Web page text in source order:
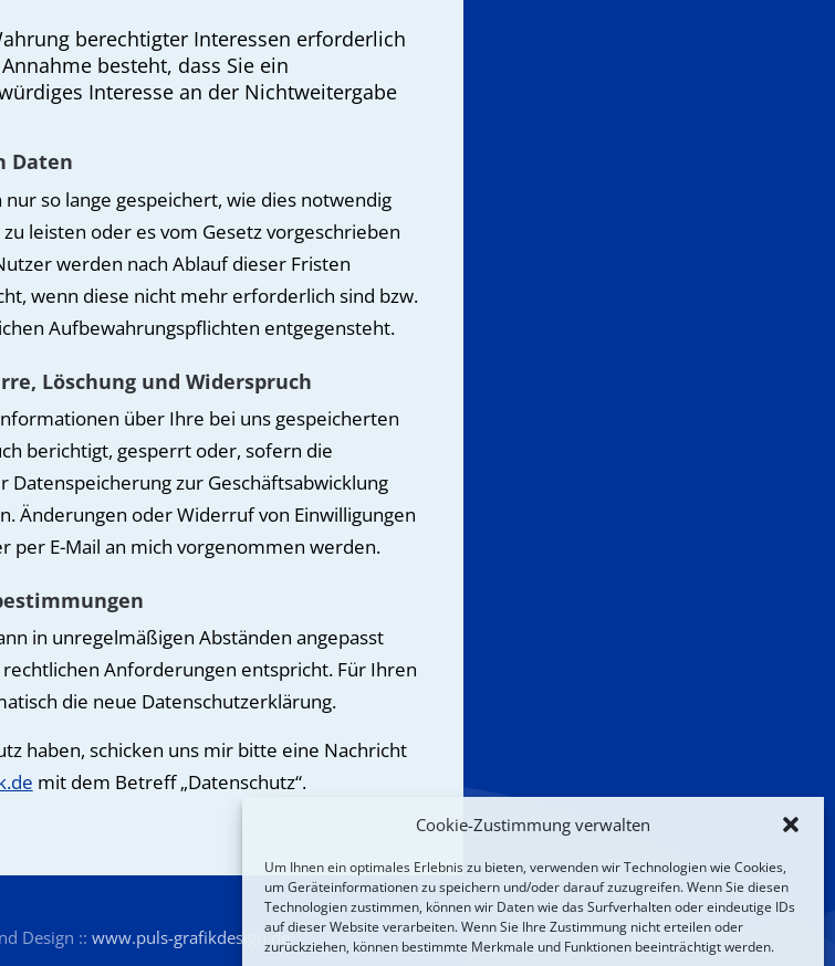
Cookie-Zustimmung verwalten
Um Ihnen ein optimales Erlebnis zu bieten, verwenden wir Technologien wie Cookies,
um Geräteinformationen zu speichern und/oder darauf zuzugreifen. Wenn Sie diesen
Technologien zustimmen, können wir Daten wie das Surfverhalten oder eindeutige IDs
auf dieser Website verarbeiten. Wenn Sie Ihre Zustimmung nicht erteilen oder
zurückziehen, können bestimmte Merkmale und Funktionen beeinträchtigt werden.
berechtigter Interessen erforderlich
besteht, dass Sie ein
Interesse an der Nichtweitergabe
Daten
so lange gespeichert, wie dies notwendig
leisten oder es vom Gesetz vorgeschrieben
werden nach Ablauf dieser Fristen
wenn diese nicht mehr erforderlich sind bzw.
Aufbewahrungspflichten entgegensteht.
Löschung und Widerspruch
über Ihre bei uns gespeicherten
berichtigt, gesperrt oder, sofern die
zur Geschäftsabwicklung
Änderungen oder Widerruf von Einwilligungen
per E-Mail an mich vorgenommen werden.
in unregelmäßigen Abständen angepasst
Anforderungen entspricht. Für Ihren
die neue Datenschutzerklärung.
haben, schicken uns mir bitte eine Nachricht
mit dem Betreff „Datenschutz“.
Design :: www.puls-grafikdesign.de